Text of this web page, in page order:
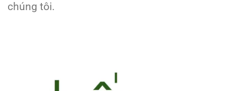
chúng tôi.